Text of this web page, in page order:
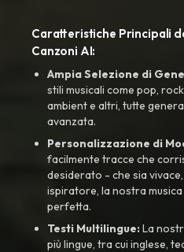
Caratteristiche Principali
Canzoni AI:
Ampia Selezione di
stili musicali come pop,
ambient e altri, tutte
avanzata.
Personalizzazione di
facilmente tracce che
desiderato - che sia
ispiratore, la nostra
perfetta.
Testi Multilingue:La
più lingue, tra cui inglese,